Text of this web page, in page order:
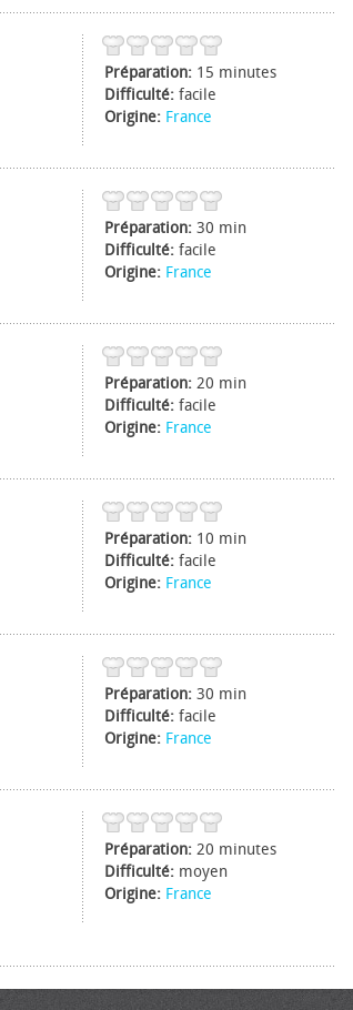
Préparation: 15 minutes
Difficulté: facile
Origine: France
Préparation: 30 min
Difficulté: facile
Origine: France
Préparation: 20 min
Difficulté: facile
Origine: France
Préparation: 10 min
Difficulté: facile
Origine: France
Préparation: 30 min
Difficulté: facile
Origine: France
Préparation: 20 minutes
Difficulté: moyen
Origine: France